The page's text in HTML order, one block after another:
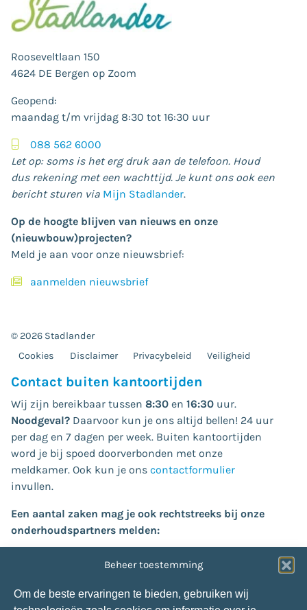
Beheer toestemming
Om de beste ervaringen te bieden, gebruiken wij
Rooseveltlaan 150
4624 DE Bergen op Zoom
Geopend:
maandag t/m vrijdag 8:30 tot 16:30 uur
088 562 6000
Let op: soms is het erg druk aan de telefoon. Houd
dus rekening met een wachttijd. Je kunt ons ook een
bericht sturen via Mijn Stadlander.
Op de hoogte blijven van nieuws en onze
(nieuwbouw)projecten?
Meld je aan voor onze nieuwsbrief:
aanmelden nieuwsbrief
© 2026 Stadlander
Cookies
Disclaimer Privacybeleid Veiligheid
Contact buiten kantoortijden
Wij zijn bereikbaar tussen 8:30 en 16:30 uur.
Noodgeval? Daarvoor kun je ons altijd bellen! 24 uur
per dag en 7 dagen per week. Buiten kantoortijden
word je bij spoed doorverbonden met onze
meldkamer. Ook kun je ons contactformulier
invullen.
Een aantal zaken mag je ook rechtstreeks bij onze
onderhoudspartners melden:
riool/afvoer dakgoot
Glasschade:
Snepvangers Glas:088-1660304